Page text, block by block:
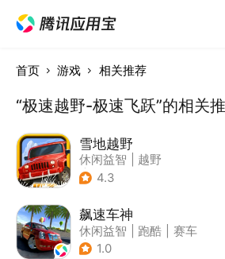
首页 游戏 相关推荐
“极速越野-极速飞跃”的相关
雪地越野
休闲益智
越野
| 横版过关
4.3
飙速车神
休闲益智 跑酷
赛车
| 漂移
1.0